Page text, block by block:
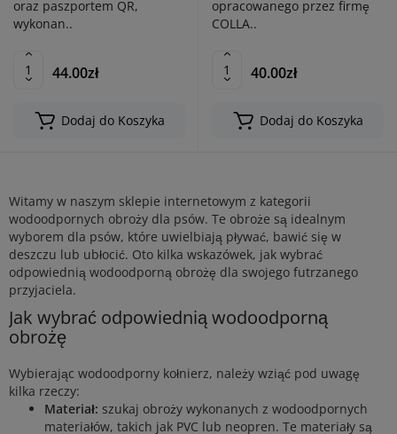
oraz paszportem QR,
wykonan..
44.00zł
Dodaj do Koszyka
opracowanego przez firmę
COLLA..
40.00zł
Dodaj do Koszyka
Witamy w naszym sklepie internetowym z kategorii
wodoodpornych obroży dla psów. Te obroże są idealnym
wyborem dla psów, które uwielbiają pływać, bawić się w
deszczu lub ubłocić. Oto kilka wskazówek, jak wybrać
odpowiednią wodoodporną obrożę dla swojego futrzanego
przyjaciela.
Jak wybrać odpowiednią wodoodporną
obrożę
Wybierając wodoodporny kołnierz, należy wziąć pod uwagę
kilka rzeczy:
Materiał: szukaj obroży wykonanych z wodoodpornych
materiałów, takich jak PVC lub neopren. Te materiały są